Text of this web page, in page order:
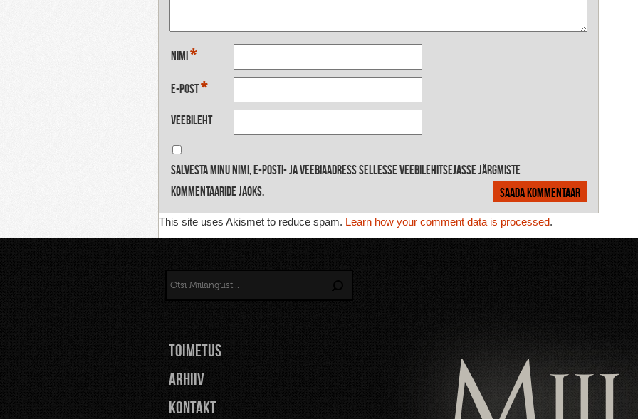
Nimi*
E-post*
Veebileht
Salvesta minu nimi, e-posti- ja veebiaadress sellesse veebilehitsejasse järgmiste
kommentaaride jaoks.
This site uses Akismet to reduce spam. Learn how your comment data is processed.
TOIMETUS
Arhiiv
Kontakt